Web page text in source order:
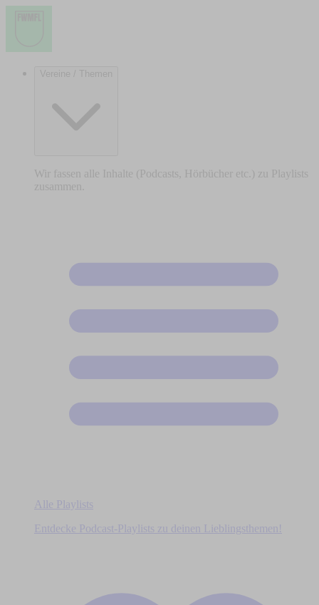
Vereine / Themen
Wir fassen alle Inhalte (Podcasts, Hörbücher etc.) zu Playlists
zusammen.
Alle Playlists
Entdecke Podcast-Playlists zu deinen Lieblingsthemen!